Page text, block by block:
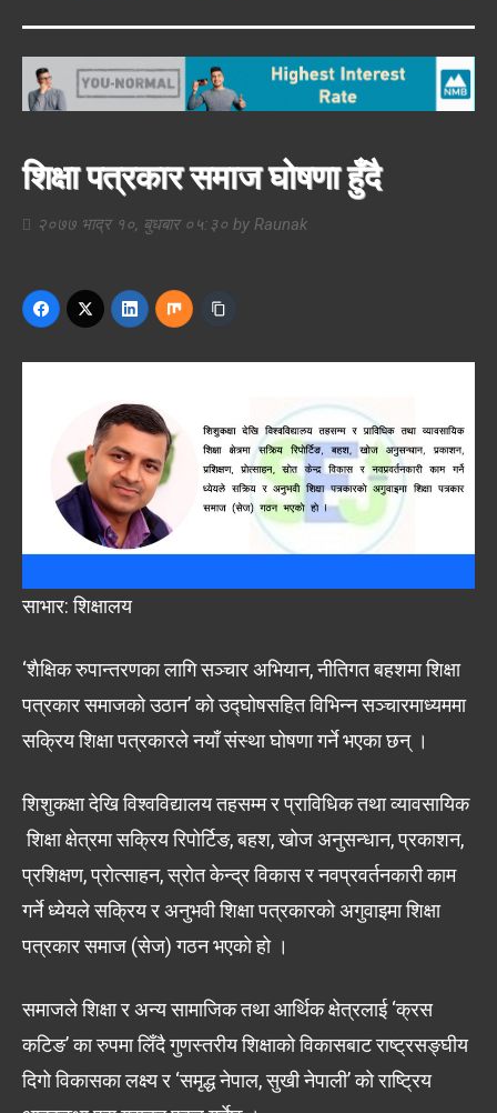
शिक्षा पत्रकार समाज घोषणा हुँदै
२०७७ भाद्र १०, बुधबार ०५:३० by Raunak
साभार: शिक्षालय
‘शैक्षिक रुपान्तरणका लागि सञ्चार अभियान, नीतिगत बहशमा शिक्षा
पत्रकार समाजको उठान’ को उद्घोषसहित विभिन्न सञ्चारमाध्यममा
सक्रिय शिक्षा पत्रकारले नयाँ संस्था घोषणा गर्ने भएका छन् ।
शिशुकक्षा देखि विश्वविद्यालय तहसम्म र प्राविधिक तथा व्यावसायिक
शिक्षा क्षेत्रमा सक्रिय रिपोर्टिङ, बहश, खोज अनुसन्धान, प्रकाशन,
प्रशिक्षण, प्रोत्साहन, स्रोत केन्द्र विकास र नवप्रवर्तनकारी काम
गर्ने ध्येयले सक्रिय र अनुभवी शिक्षा पत्रकारको अगुवाइमा शिक्षा
पत्रकार समाज (सेज) गठन भएको हो ।
समाजले शिक्षा र अन्य सामाजिक तथा आर्थिक क्षेत्रलाई ‘क्रस
कटिङ’ का रुपमा लिँदै गुणस्तरीय शिक्षाको विकासबाट राष्ट्रसङ्घीय
दिगो विकासका लक्ष्य र ‘समृद्ध नेपाल, सुखी नेपाली’ को राष्ट्रिय